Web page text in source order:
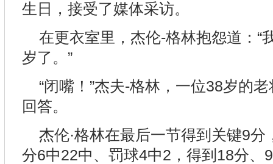
生日，接受了媒体采访。
在更衣室里，杰伦-格林抱怨道：“
岁了。”
“闭嘴！”杰夫-格林，一位38岁的
回答。
杰伦·格林在最后一节得到关键9
分6中22中、罚球4中2，得到18分、